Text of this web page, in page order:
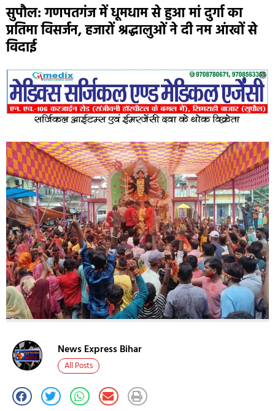
सुपौल: गणपतगंज में धूमधाम से हुआ मां दुर्गा का
प्रतिमा विसर्जन, हजारों श्रद्धालुओं ने दी नम आंखों से
विदाई
News Express Bihar
All Posts